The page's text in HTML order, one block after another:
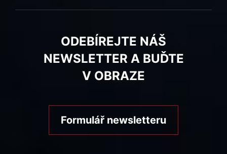
ODEBÍREJTE NÁŠ
NEWSLETTER A BUĎTE
V OBRAZE
Formulář newsletteru